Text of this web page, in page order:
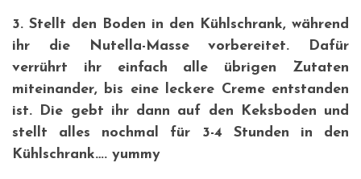
3. Stellt den Boden in den Kühlschrank, während
ihr die Nutella-Masse vorbereitet. Dafür
verrührt ihr einfach alle übrigen Zutaten
miteinander, bis eine leckere Creme entstanden
ist. Die gebt ihr dann auf den Keksboden und
stellt alles nochmal für 3-4 Stunden in den
Kühlschrank…. yummy